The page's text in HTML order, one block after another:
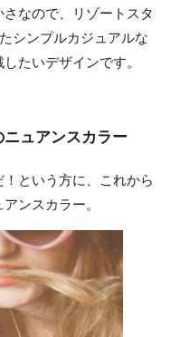
なので、リゾートスタ
シンプルカジュアルな
たいデザインです。
ニュアンスカラー
という方に、これから
ンスカラー。